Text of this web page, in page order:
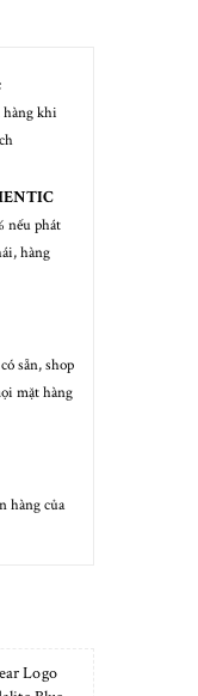
next
khi
nếu phát
hàng
sẵn, shop
mặt hàng
hàng của
Logo